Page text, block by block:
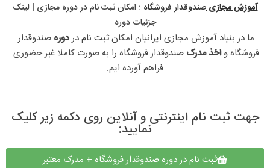
آموزش مجازیصندوقدار فروشگاه : امکان ثبت نام در دوره مجازی​ | لینک
جزئیات دوره
ما در بنیاد آموزش مجازی ایرانیان امکان ثبت نام در دوره
صندوقدار
فروشگاه و اخذ مدرک
فراهم آورده ایم.
جهت ثبت نام اینترنتی و آنلاین روی دکمه زیر کلیک
نمایید:
ثبت نام در دوره صندوقدار فروشگاه + مدرک معتبر